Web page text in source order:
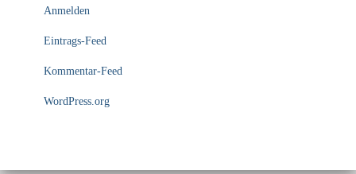
Anmelden
Eintrags-Feed
Kommentar-Feed
WordPress.org